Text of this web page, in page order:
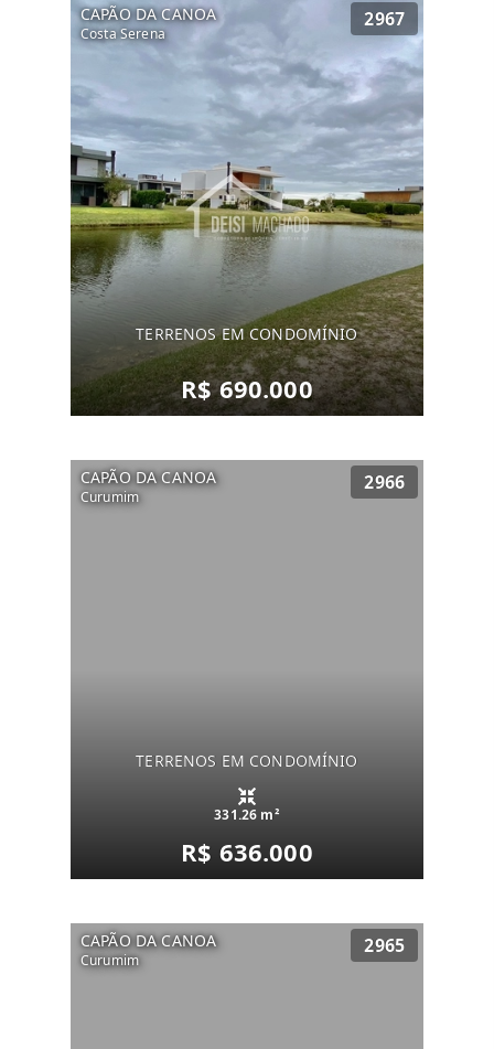
-Quadra poliesportiva aberta;
-Quadras de tênis de saibro;
-Quadra beach-vôlei;
-Quadra de Bocha
-Quiosque com churrasqueira.
ENTRE EM CONTATO E SOLICITE OPÇÕES DE
LOTES A VENDA DISPONÍVEIS!
CAPÃO DA CANOA
Costa Serena
2967
TERRENOS EM CONDOMÍNIO
R$ 690.000
CAPÃO DA CANOA
Curumim
2966
TERRENOS EM CONDOMÍNIO
331.26 m²
R$ 636.000
CAPÃO DA CANOA
Curumim
2965